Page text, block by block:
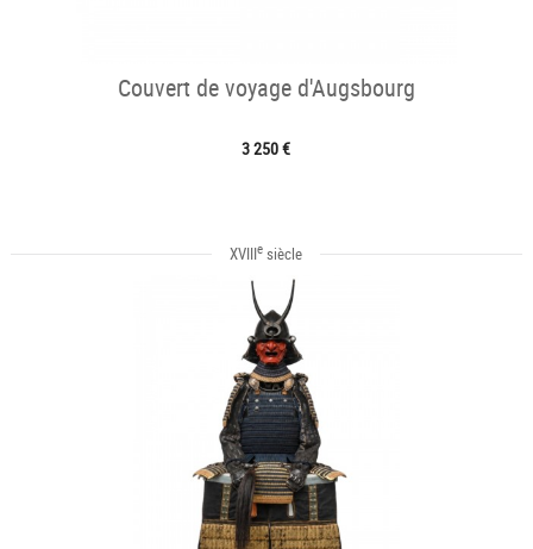
Couvert de voyage d'Augsbourg
3 250 €
XVIIIe siècle